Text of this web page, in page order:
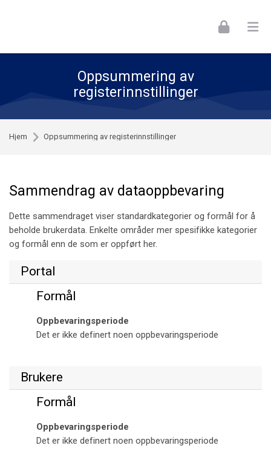
Oppsummering av
registerinnstillinger
Hjem Oppsummering av registerinnstillinger
Sammendrag av dataoppbevaring
Dette sammendraget viser standardkategorier og formål for å
beholde brukerdata. Enkelte områder mer spesifikke kategorier
og formål enn de som er oppført her.
Portal
Formål
Oppbevaringsperiode
Det er ikke definert noen oppbevaringsperiode
Brukere
Formål
Oppbevaringsperiode
Det er ikke definert noen oppbevaringsperiode